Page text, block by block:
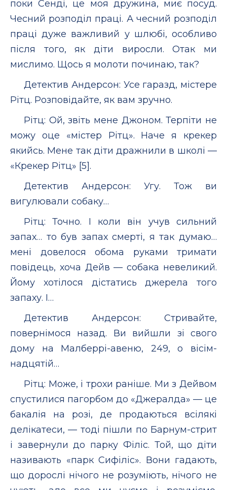
поки Сенді, це моя дружина, миє посуд.
Чесний розподіл праці. А чесний розподіл
праці дуже важливий у шлюбі, особливо
після того, як діти виросли. Отак ми
мислимо. Щось я молоти починаю, так?
Детектив Андерсон: Усе гаразд, містере
Рітц. Розповідайте, як вам зручно.
Рітц: Ой, звіть мене Джоном. Терпіти не
можу оце «містер Рітц». Наче я крекер
якийсь. Мене так діти дражнили в школі —
«Крекер Рітц» [5].
Детектив Андерсон: Угу. Тож ви
вигулювали собаку…
Рітц: Точно. І коли він учув сильний
запах… то був запах смерті, я так думаю…
мені довелося обома руками тримати
повідець, хоча Дейв — собака невеликий.
Йому хотілося дістатись джерела того
запаху. І…
Детектив Андерсон: Стривайте,
повернімося назад. Ви вийшли зі свого
дому на Малберрі-авеню, 249, о вісім­
надцятій…
Рітц: Може, і трохи раніше. Ми з Дейвом
спустилися пагорбом до «Джералда» — це
бакалія на розі, де продаються всілякі
делікатеси, — тоді пішли по Барнум-стрит
і завернули до парку Філіс. Той, що діти
називають «парк Сифіліс». Вони гадають,
що дорослі нічого не розуміють, нічого не